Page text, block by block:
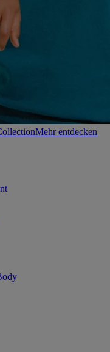
Mehr entdecken